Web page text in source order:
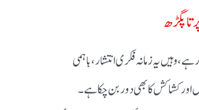
وہیں یہ زمانہ فکری انتشار، باہمی
اور کشاکش کا بھی دور بن چکا ہے۔